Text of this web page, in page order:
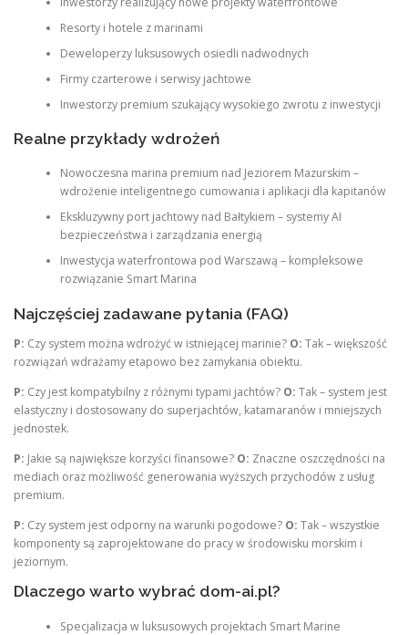
Resorty i hotele z marinami
Deweloperzy luksusowych osiedli nadwodnych
Firmy czarterowe i serwisy jachtowe
Inwestorzy premium szukający wysokiego zwrotu z inwestycji
Realne przykłady wdrożeń
Nowoczesna marina premium nad Jeziorem Mazurskim –
wdrożenie inteligentnego cumowania i aplikacji dla kapitanów
Ekskluzywny port jachtowy nad Bałtykiem – systemy AI
bezpieczeństwa i zarządzania energią
Inwestycja waterfrontowa pod Warszawą – kompleksowe
rozwiązanie Smart Marina
Najczęściej zadawane pytania (FAQ)
P: Czy system można wdrożyć w istniejącej marinie? O: Tak – większość
rozwiązań wdrażamy etapowo bez zamykania obiektu.
P: Czy jest kompatybilny z różnymi typami jachtów? O: Tak – system jest
elastyczny i dostosowany do superjachtów, katamaranów i mniejszych
jednostek.
P: Jakie są największe korzyści finansowe? O: Znaczne oszczędności na
mediach oraz możliwość generowania wyższych przychodów z usług
premium.
P: Czy system jest odporny na warunki pogodowe? O: Tak – wszystkie
komponenty są zaprojektowane do pracy w środowisku morskim i
jeziornym.
Dlaczego warto wybrać dom-ai.pl?
Specjalizacja w luksusowych projektach Smart Marine